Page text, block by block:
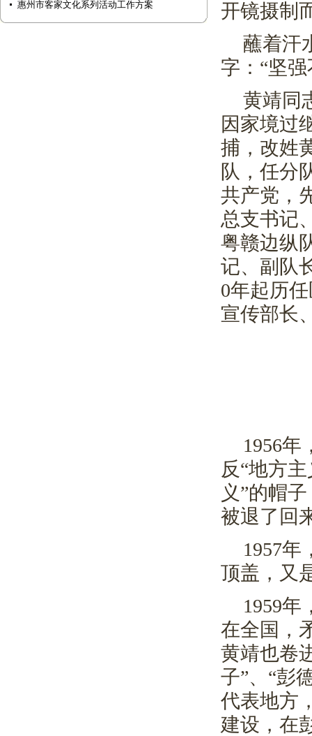
惠州市客家文化系列活动工作方案
开镜摄制
蘸着汗
字：“坚
黄靖同
因家境过
捕，改姓
队，任分
共产党，
总支书记
粤赣边纵
记、副队
0年起历
宣传部长
1956年
反“地方
义”的帽
被退了回
1957年
顶盖，又
1959年
在全国，
黄靖也卷
子”、“彭
代表地方
建设，在